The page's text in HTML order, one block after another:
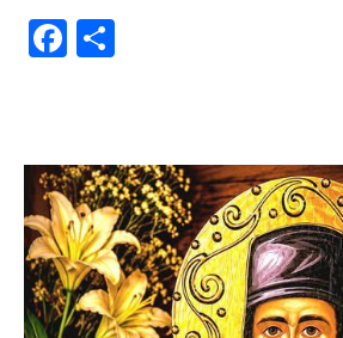
Fa
o
o
k
α
σ
τε
ίτ
ε